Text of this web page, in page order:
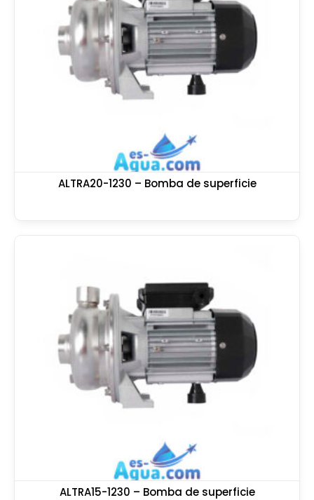
ALTRA20-1230 – Bomba de superficie
ALTRA15-1230 – Bomba de superficie